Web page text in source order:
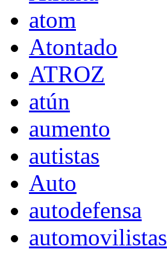
atom
Atontado
ATROZ
atún
aumento
autistas
Auto
autodefensa
automovilistas